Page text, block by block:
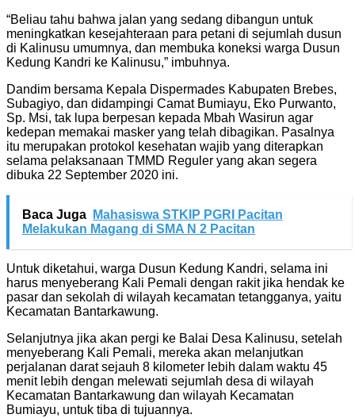
“Beliau tahu bahwa jalan yang sedang dibangun untuk
meningkatkan kesejahteraan para petani di sejumlah dusun
di Kalinusu umumnya, dan membuka koneksi warga Dusun
Kedung Kandri ke Kalinusu,” imbuhnya.
Dandim bersama Kepala Dispermades Kabupaten Brebes,
Subagiyo, dan didampingi Camat Bumiayu, Eko Purwanto,
Sp. Msi, tak lupa berpesan kepada Mbah Wasirun agar
kedepan memakai masker yang telah dibagikan. Pasalnya
itu merupakan protokol kesehatan wajib yang diterapkan
selama pelaksanaan TMMD Reguler yang akan segera
dibuka 22 September 2020 ini.
Baca Juga
Mahasiswa STKIP PGRI Pacitan
Melakukan Magang di SMA N 2 Pacitan
Untuk diketahui, warga Dusun Kedung Kandri, selama ini
harus menyeberang Kali Pemali dengan rakit jika hendak ke
pasar dan sekolah di wilayah kecamatan tetangganya, yaitu
Kecamatan Bantarkawung.
Selanjutnya jika akan pergi ke Balai Desa Kalinusu, setelah
menyeberang Kali Pemali, mereka akan melanjutkan
perjalanan darat sejauh 8 kilometer lebih dalam waktu 45
menit lebih dengan melewati sejumlah desa di wilayah
Kecamatan Bantarkawung dan wilayah Kecamatan
Bumiayu, untuk tiba di tujuannya.